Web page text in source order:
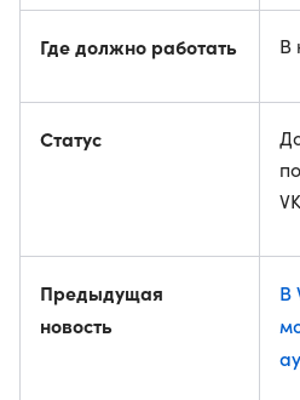
Где должно работать В
Статус
Предыдущая
новость
В